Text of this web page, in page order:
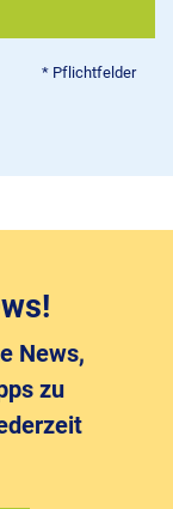
News,
zu